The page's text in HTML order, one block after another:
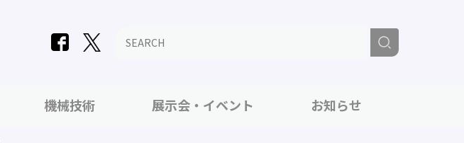
機械技術 展示会・イベント お知らせ